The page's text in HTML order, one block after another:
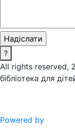
?
All rights reserved,
бібліотека для
Powered by